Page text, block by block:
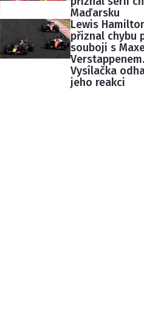
Maďarsku
Lewis
přiznal chybu
souboji s
Verstappenem.
Vysílačka
jeho reakci